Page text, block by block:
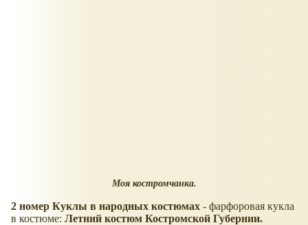
Моя костромчанка.
2 номер Куклы в народных костюмах - фарфоровая кукла
в костюме: Летний костюм Костромской Губернии.